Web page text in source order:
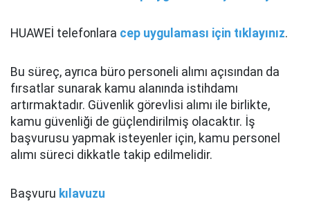
HUAWEİ telefonlara cep uygulaması için tıklayınız.
Bu süreç, ayrıca büro personeli alımı açısından da
fırsatlar sunarak kamu alanında istihdamı
artırmaktadır. Güvenlik görevlisi alımı ile birlikte,
kamu güvenliği de güçlendirilmiş olacaktır. İş
başvurusu yapmak isteyenler için, kamu personel
alımı süreci dikkatle takip edilmelidir.
Başvuru kılavuzu